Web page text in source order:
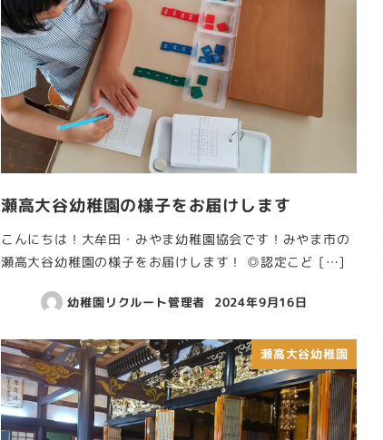
瀬高大谷幼稚園の様子をお届けします
こんにちは！大牟田・みやま幼稚園協会です！みやま市の
瀬高大谷幼稚園の様子をお届けします！ ◎認定こど […]
幼稚園リクルート管理者 2024年9月16日
瀬高大谷幼稚園